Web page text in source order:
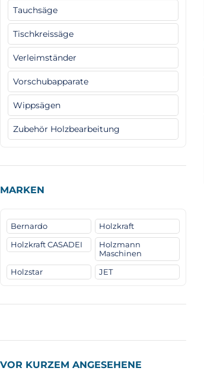
Tauchsäge
Tischkreissäge
Verleimständer
Vorschubapparate
Wippsägen
Zubehör Holzbearbeitung
MARKEN
Bernardo
Holzkraft
Holzkraft CASADEI
Holzmann
Maschinen
Holzstar
JET
VOR KURZEM ANGESEHENE